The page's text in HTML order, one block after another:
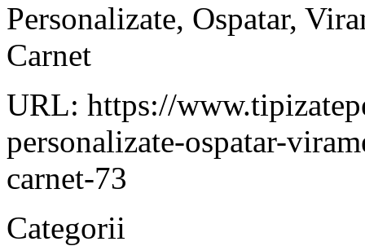
Personalizate, Ospatar,
Carnet
URL: https://
personalizate-ospatar-
carnet-73
Categorii